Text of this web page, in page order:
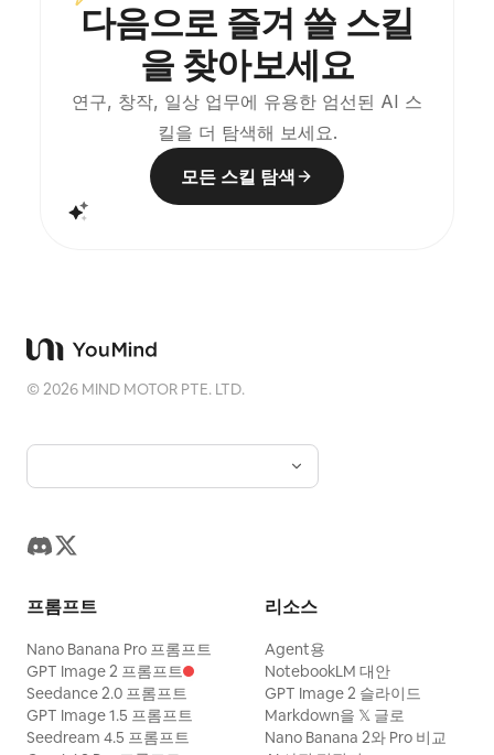
다음으로 즐겨 쓸 스킬
을 찾아보세요
연구, 창작, 일상 업무에 유용한 엄선된 AI 스
킬을 더 탐색해 보세요.
모든 스킬 탐색
©2026 MIND MOTOR PTE. LTD.
프롬프트
Nano Banana Pro 프롬프트
GPT Image 2 프롬프트
Seedance 2.0 프롬프트
GPT Image 1.5 프롬프트
Seedream 4.5 프롬프트
리소스
Agent용
NotebookLM 대안
GPT Image 2 슬라이드
Markdown을 𝕏 글로
Nano Banana 2와 Pro 비교